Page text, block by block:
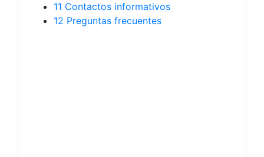
11 Contactos informativos
12 Preguntas frecuentes